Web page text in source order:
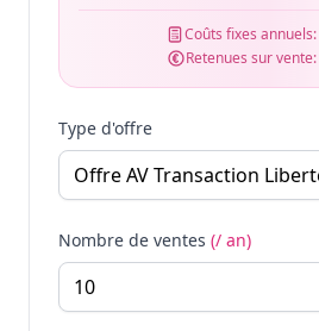
Coûts fixes annuels:
Retenues sur vente:
Type d'offre
Nombre de ventes (/ an)